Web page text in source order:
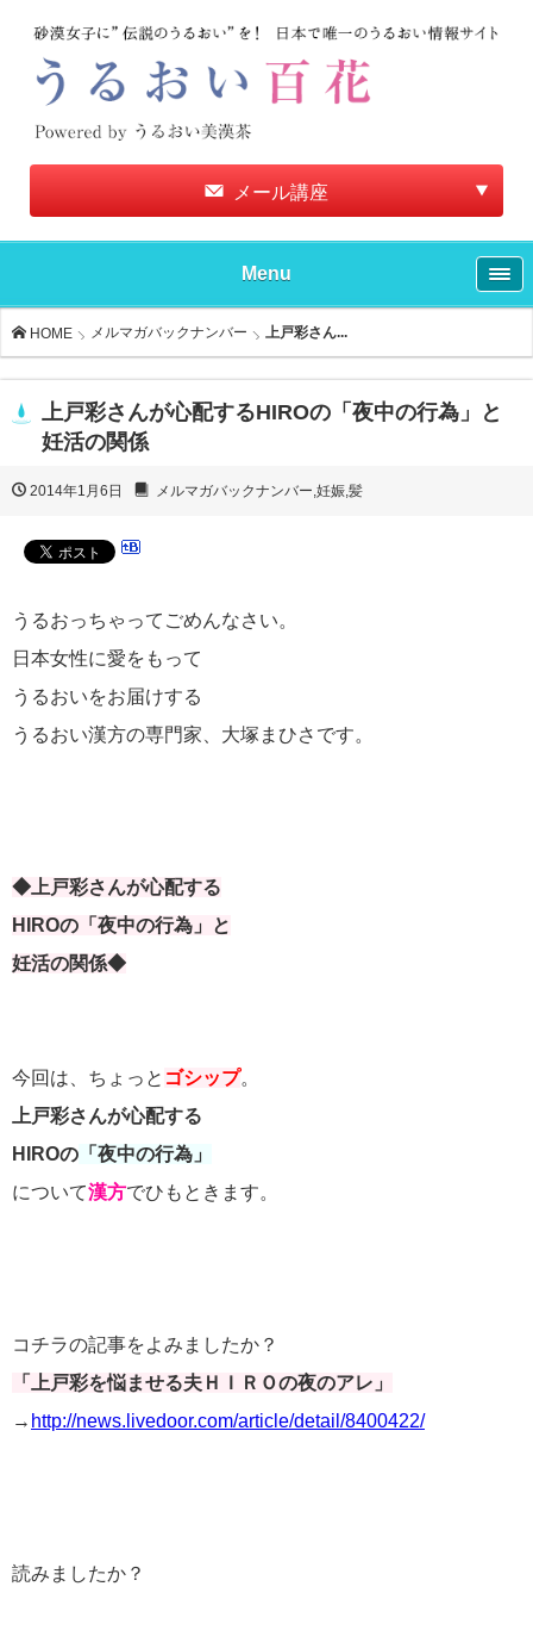
メール講座
Menu
HOME メルマガバックナンバー 上戸彩さん...
上戸彩さんが心配するHIROの「夜中の行為」と
妊活の関係
2014年1月6日 メルマガバックナンバー,妊娠,髪
うるおっちゃってごめんなさい。
日本女性に愛をもって
うるおいをお届けする
うるおい漢方の専門家、大塚まひさです。
◆上戸彩さんが心配する
HIROの「夜中の行為」と
妊活の関係◆
今回は、ちょっと ゴシップ。
上戸彩さんが心配する
HIROの 「夜中の行為」
について漢方でひもときます。
コチラの記事をよみましたか？
「上戸彩を悩ませる夫ＨＩＲＯの夜のアレ」
→ http://news.livedoor.com/article/detail/8400422/
読みましたか？